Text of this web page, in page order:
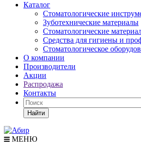
Каталог
Стоматологические
Зуботехнические материалы
Стоматологические
Средства для гигиены и
Стоматологическое
О компании
Производители
Акции
Распродажа
Контакты
Найти
МЕНЮ